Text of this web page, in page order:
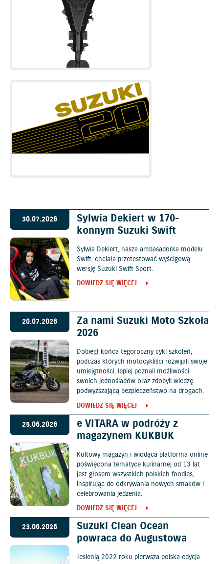
30.07.2026
Sylwia Dekiert w 170-
konnym Suzuki Swift
Sylwia Dekiert, nasza ambasadorka modelu
Swift, chciała przetestować wyścigową
wersję Suzuki Swift Sport.
DOWIEDZ SIĘ WIĘCEJ
20.07.2026
Za nami Suzuki Moto Szkoła
2026
Dobiegł końca tegoroczny cykl szkoleń,
podczas których motocykliści rozwijali swoje
umiejętności, lepiej poznali możliwości
swoich jednośladów oraz zdobyli wiedzę
podwyższającą bezpieczeństwo na drogach.
DOWIEDZ SIĘ WIĘCEJ
25.06.2026
e VITARA w podróży z
magazynem KUKBUK
Kultowy magazyn i wiodąca platforma online
poświęcona tematyce kulinarnej od 13 lat
jest głosem wszystkich polskich foodies,
inspirując do odkrywania nowych smaków i
celebrowania jedzenia.
DOWIEDZ SIĘ WIĘCEJ
23.06.2026
Suzuki Clean Ocean
powraca do Augustowa
Jesienią 2022 roku pierwsza polska edycja